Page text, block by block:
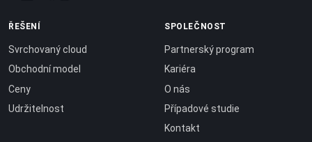
ŘEŠENÍ
Svrchovaný cloud
Obchodní model
Ceny
Udržitelnost
SPOLEČNOST
Partnerský program
Kariéra
O nás
Případové studie
Kontakt